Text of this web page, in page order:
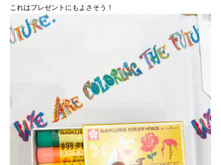
これはプレゼントにもよさそう！